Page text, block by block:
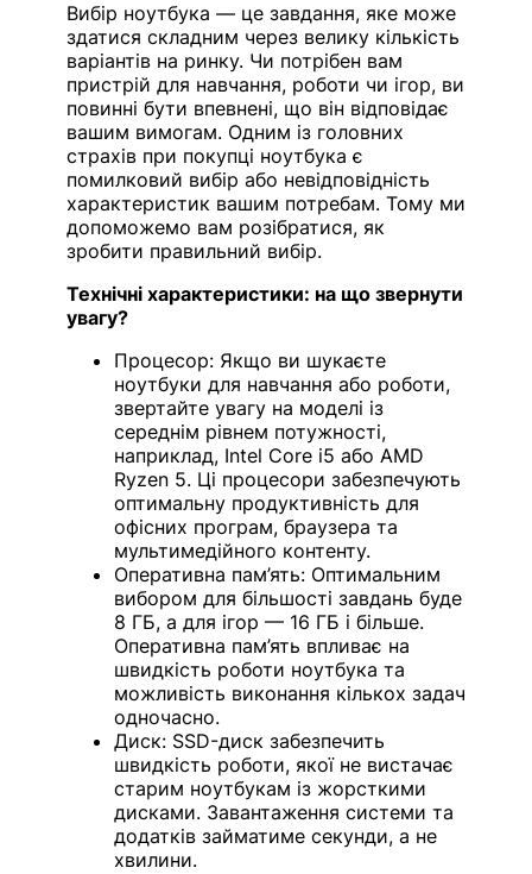
Вибір ноутбука — це завдання, яке може
здатися складним через велику кількість
варіантів на ринку. Чи потрібен вам
пристрій для навчання, роботи чи ігор, ви
повинні бути впевнені, що він відповідає
вашим вимогам. Одним із головних
страхів при покупці ноутбука є
помилковий вибір або невідповідність
характеристик вашим потребам. Тому ми
допоможемо вам розібратися, як
зробити правильний вибір.
Технічні характеристики: на що звернути
увагу?
Процесор: Якщо ви шукаєте
ноутбуки для навчання або роботи,
звертайте увагу на моделі із
середнім рівнем потужності,
наприклад, Intel Core i5 або AMD
Ryzen 5. Ці процесори забезпечують
оптимальну продуктивність для
офісних програм, браузера та
мультимедійного контенту.
Оперативна пам’ять: Оптимальним
вибором для більшості завдань буде
8 ГБ, а для ігор — 16 ГБ і більше.
Оперативна пам’ять впливає на
швидкість роботи ноутбука та
можливість виконання кількох задач
одночасно.
Диск: SSD-диск забезпечить
швидкість роботи, якої не вистачає
старим ноутбукам із жорсткими
дисками. Завантаження системи та
додатків займатиме секунди, а не
хвилини.